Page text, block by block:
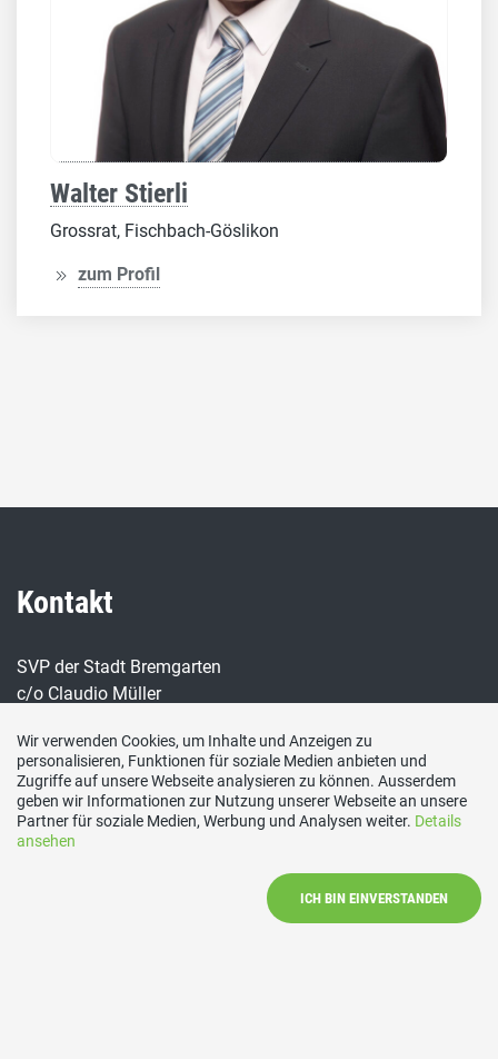
Walter Stierli
Grossrat, Fischbach-Göslikon
zum Profil
Kontakt
SVP der Stadt Bremgarten
c/o Claudio Müller
5626 Hermetschwil-Staffeln
Social Media
Wir verwenden Cookies, um Inhalte und Anzeigen zu
personalisieren, Funktionen für soziale Medien anbieten und
Zugriffe auf unsere Webseite analysieren zu können. Ausserdem
geben wir Informationen zur Nutzung unserer Webseite an unsere
Partner für soziale Medien, Werbung und Analysen weiter. Details
ansehen
ICH BIN EINVERSTANDEN